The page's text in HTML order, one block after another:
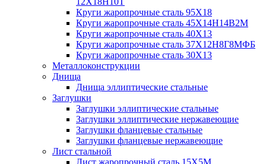
Круги жаропрочные сталь 95Х18
Круги жаропрочные сталь 45Х14Н14В2М
Круги жаропрочные сталь 40Х13
Круги жаропрочные сталь 37Х12Н8Г8МФБ
Круги жаропрочные сталь 30Х13
Металлоконструкции
Днища
Днища эллиптические стальные
Заглушки
Заглушки эллиптические стальные
Заглушки эллиптические нержавеющие
Заглушки фланцевые стальные
Заглушки фланцевые нержавеющие
Лист стальной